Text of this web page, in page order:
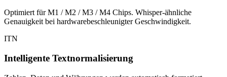
Optimiert für M1 / M2 / M3 / M4 Chips. Whisper-ähnliche
Genauigkeit bei hardwarebeschleunigter Geschwindigkeit.
ITN
Intelligente Textnormalisierung